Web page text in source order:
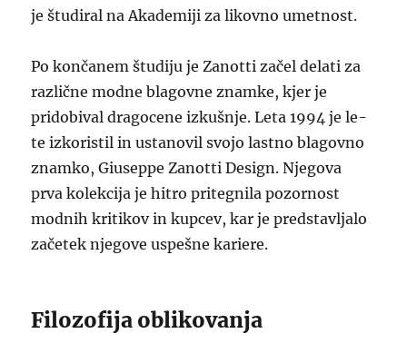
je študiral na Akademiji za likovno umetnost.
Po končanem študiju je Zanotti začel delati za
različne modne blagovne znamke, kjer je
pridobival dragocene izkušnje. Leta 1994 je le-
te izkoristil in ustanovil svojo lastno blagovno
znamko, Giuseppe Zanotti Design. Njegova
prva kolekcija je hitro pritegnila pozornost
modnih kritikov in kupcev, kar je predstavljalo
začetek njegove uspešne kariere.
Filozofija oblikovanja